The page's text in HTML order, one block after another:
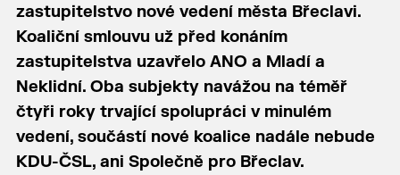
zastupitelstvo nové vedení města Břeclavi.
Koaliční smlouvu už před konáním
zastupitelstva uzavřelo ANO a Mladí a
Neklidní. Oba subjekty navážou na téměř
čtyři roky trvající spolupráci v minulém
vedení, součástí nové koalice nadále nebude
KDU-ČSL, ani Společně pro Břeclav.